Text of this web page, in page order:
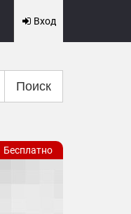
Вход
Поиск
Бесплатно